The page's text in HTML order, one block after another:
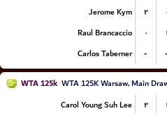
Jerome Kym
۲ ۰
Raul Brancaccio
۰
Carlos Taberner
- -
WTA 125k WTA 125K Warsaw, Main
Carol Young Suh Lee
۲